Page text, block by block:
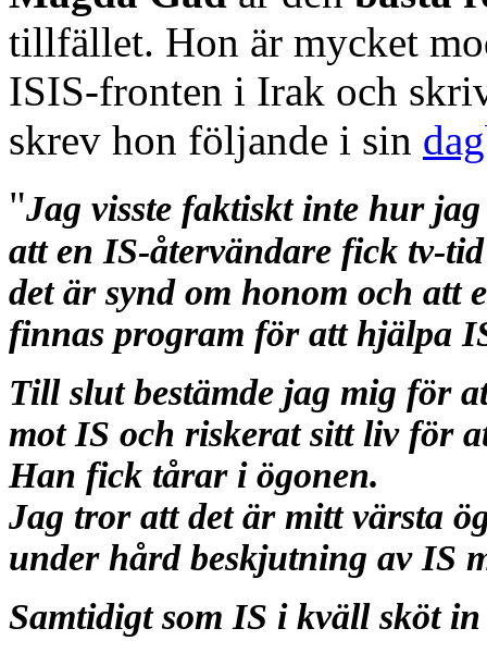
tillfället. Hon är mycket
ISIS-fronten i Irak och
skrev hon följande i sin
"Jag visste faktiskt inte hur
att en IS-återvändare fick tv-
det är synd om honom och att
finnas program för att hjälpa
Till slut bestämde jag mig för
mot IS och riskerat sitt liv för
Han fick tårar i ögonen.
Jag tror att det är mitt värsta
under hård beskjutning av IS
Samtidigt som IS i kväll sköt